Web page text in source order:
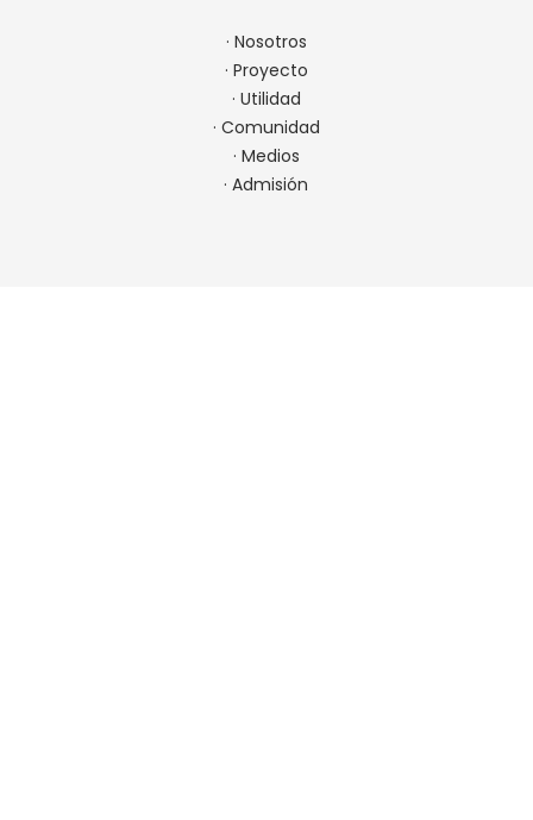
· Nosotros
· Proyecto
· Utilidad
· Comunidad
· Medios
·Admisión